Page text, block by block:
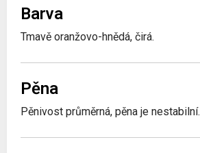
Barva
Tmavě oranžovo-hnědá, čirá.
Pěna
Pěnivost průměrná, pěna je nestabilní.